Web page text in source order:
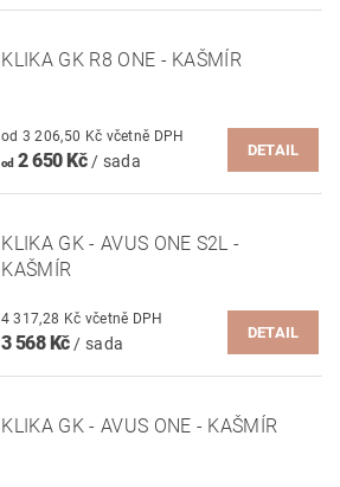
KLIKA GK R8 ONE - KAŠMÍR
od 3 206,50 Kč včetně DPH
od2 650 Kč / sada
DETAIL
KLIKA GK - AVUS ONE S2L -
KAŠMÍR
4 317,28 Kč včetně DPH
3 568 Kč/ sada
DETAIL
KLIKA GK - AVUS ONE - KAŠMÍR